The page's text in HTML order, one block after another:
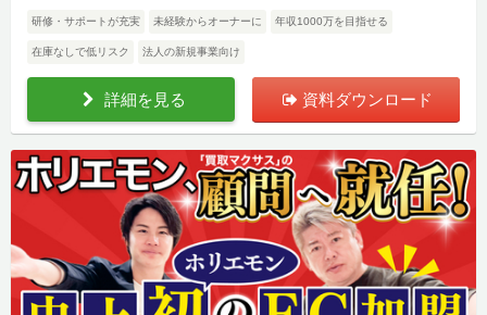
研修・サポートが充実 未経験からオーナーに 年収1000万を目指せる
在庫なしで低リスク 法人の新規事業向け
詳細を見る 資料ダウンロード